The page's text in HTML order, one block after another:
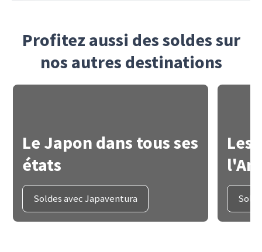
Profitez aussi des soldes sur
nos autres destinations
Le Japon dans tous ses
états
Soldes avec Japaventura
Les